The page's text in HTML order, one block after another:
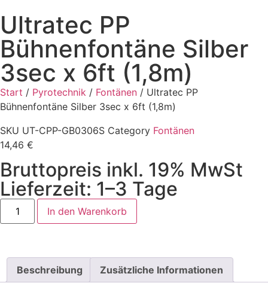
Ultratec PP
Bühnenfontäne Silber
3sec x 6ft (1,8m)
Start / Pyrotechnik / Fontänen / Ultratec PP
Bühnenfontäne Silber 3sec x 6ft (1,8m)
SKU UT-CPP-GB0306S Category Fontänen
14,46 €
Bruttopreis inkl. 19% MwSt
Lieferzeit: 1–3 Tage
In den Warenkorb
Beschreibung Zusätzliche Informationen